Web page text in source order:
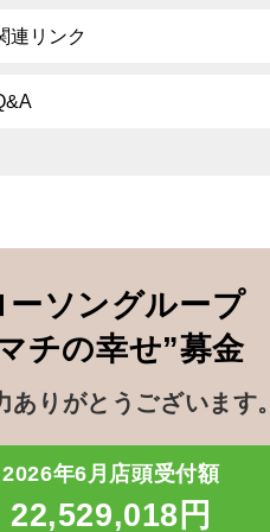
連リンク
ーソングループ
チの幸せ”募金
ありがとうございます。
2026年6月店頭受付額
22,529,018円